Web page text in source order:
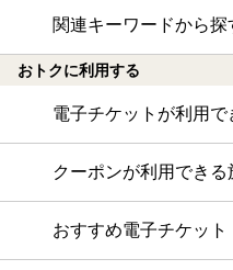
関連キーワードから探
おトクに利用する
電子チケットが利用で
クーポンが利用できる
おすすめ電子チケッ